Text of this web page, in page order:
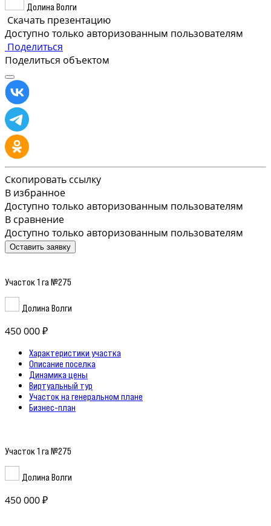
Долина Волги
Скачать презентацию
Доступно только авторизованным пользователям
Поделиться
Поделиться объектом
Скопировать ссылку
В избранное
Доступно только авторизованным пользователям
В сравнение
Доступно только авторизованным пользователям
Оставить заявку
Участок 1 га №275
Долина Волги
450 000 ₽
Характеристики участка
Описание поселка
Динамика цены
Виртуальный тур
Участок на генеральном плане
Бизнес-план
Участок 1 га №275
Долина Волги
450 000 ₽